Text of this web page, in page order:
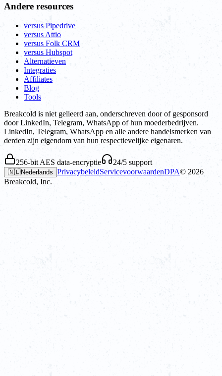
Andere resources
versus Pipedrive
versus Attio
versus Folk CRM
versus Hubspot
Alternatieven
Integraties
Affiliates
Blog
Tools
Breakcold is niet gelieerd aan, onderschreven door of gesponsord
door LinkedIn, Telegram, WhatsApp of hun moederbedrijven.
LinkedIn, Telegram, WhatsApp en alle andere handelsmerken van
derden zijn eigendom van hun respectievelijke eigenaren.
256-bit AES data-encryptie 24/5 support
🇳🇱Nederlands PrivacybeleidServicevoorwaardenDPA© 2026
Breakcold, Inc.